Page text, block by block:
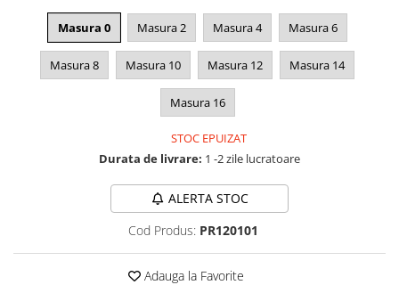
Masura 0 Masura 2 Masura 4 Masura 6
Masura 8 Masura 10 Masura 12 Masura 14
Masura 16
STOC EPUIZAT
Durata de livrare: 1 -2 zile lucratoare
ALERTA STOC
Cod Produs: PR120101
Adauga la Favorite